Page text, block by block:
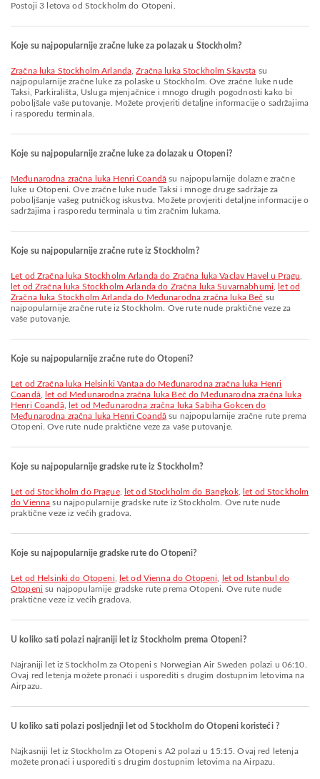
Postoji 3 letova od Stockholm do Otopeni.
Koje su najpopularnije zračne luke za polazak u Stockholm?
Zračna luka Stockholm Arlanda ,Zračna luka Stockholm Skavsta su
najpopularnije zračne luke za polaske u Stockholm. Ove zračne luke nude
Taksi, Parkirališta, Usluga mjenjačnice i mnogo drugih pogodnosti kako bi
poboljšale vaše putovanje. Možete provjeriti detaljne informacije o sadržajima
i rasporedu terminala.
Koje su najpopularnije zračne luke za dolazak u Otopeni?
Međunarodna zračna luka Henri Coandă su najpopularnije dolazne zračne
luke u Otopeni. Ove zračne luke nude Taksi i mnoge druge sadržaje za
poboljšanje vašeg putničkog iskustva. Možete provjeriti detaljne informacije o
sadržajima i rasporedu terminala u tim zračnim lukama.
Koje su najpopularnije zračne rute iz Stockholm?
let od Zračna luka Stockholm Arlanda do Zračna luka Vaclav Havel u Pragu
let od Zračna luka Stockholm Arlanda do Zračna luka Suvarnabhumi
let od
Zračna luka Stockholm Arlanda do Međunarodna zračna luka Beč su
najpopularnije zračne rute iz Stockholm. Ove rute nude praktične veze za
vaše putovanje.
Koje su najpopularnije zračne rute do Otopeni?
let od Zračna luka Helsinki Vantaa do Međunarodna zračna luka Henri
Coandă,
let od Međunarodna zračna luka Beč do Međunarodna zračna luka
Henri Coandă,
let od Međunarodna zračna luka Sabiha Gokcen do
Međunarodna zračna luka Henri Coandă su najpopularnije zračne rute prema
Otopeni. Ove rute nude praktične veze za vaše putovanje.
Koje su najpopularnije gradske rute iz Stockholm?
let od Stockholm do Prague, let od Stockholm do Bangkok,
let od Stockholm
do Vienna su najpopularnije gradske rute iz Stockholm. Ove rute nude
praktične veze iz većih gradova.
Koje su najpopularnije gradske rute do Otopeni?
let od Helsinki do Otopeni let od Vienna do Otopeni
let od Istanbul do
Otopeni su najpopularnije gradske rute prema Otopeni. Ove rute nude
praktične veze iz većih gradova.
U koliko sati polazi najraniji let iz Stockholm prema Otopeni?
Najraniji let iz Stockholm za Otopeni s Norwegian Air Sweden polazi u 06:10.
Ovaj red letenja možete pronaći i usporediti s drugim dostupnim letovima na
Airpazu.
U koliko sati polazi posljednji let od Stockholm do Otopeni koristeći ?
Najkasniji let iz Stockholm za Otopeni s A2 polazi u 15:15. Ovaj red letenja
možete pronaći i usporediti s drugim dostupnim letovima na Airpazu.